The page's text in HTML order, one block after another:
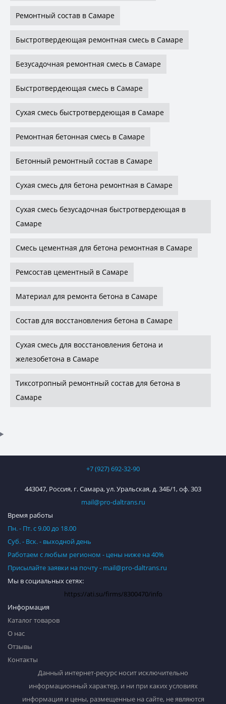
Ремонтный состав в Самаре
Быстротвердеющая ремонтная смесь в Самаре
Безусадочная ремонтная смесь в Самаре
Быстротвердеющая смесь в Самаре
Сухая смесь быстротвердеющая в Самаре
Ремонтная бетонная смесь в Самаре
Бетонный ремонтный состав в Самаре
Сухая смесь для бетона ремонтная в Самаре
Сухая смесь безусадочная быстротвердеющая в
Самаре
Смесь цементная для бетона ремонтная в Самаре
Ремсостав цементный в Самаре
Материал для ремонта бетона в Самаре
Состав для восстановления бетона в Самаре
Сухая смесь для восстановления бетона и
железобетона в Самаре
Тиксотропный ремонтный состав для бетона в
Самаре
+7 (927) 692-32-90
443047, Россия, г. Самара, ул. Уральская, д. 34Б/1, оф. 303
mail@pro-daltrans.ru
Информация
Каталог товаров
О нас
Отзывы
Контакты
Время работы
Пн. - Пт. с 9.00 до 18.00
Суб. - Вск. - выходной день
Работаем с любым регионом - цены ниже на 40%
Присылайте заявки на почту - mail@pro-daltrans.ru
Мы в социальных сетях:
https://ati.su/firms/8300470/info
Данный интернет-ресурс носит исключительно
информационный характер, и ни при каких условиях
информация и цены, размещенные на сайте, не являются